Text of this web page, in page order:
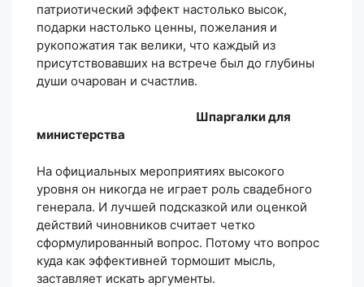
патриотический эффект настолько высок,
подарки настолько ценны, пожелания и
рукопожатия так велики, что каждый из
присутствовавших на встрече был до глубины
души очарован и счастлив.
Шпаргалки для
министерства
На официальных мероприятиях высокого
уровня он никогда не играет роль свадебного
генерала. И лучшей подсказкой или оценкой
действий чиновников считает четко
сформулированный вопрос. Потому что вопрос
куда как эффективней тормошит мысль,
заставляет искать аргументы.